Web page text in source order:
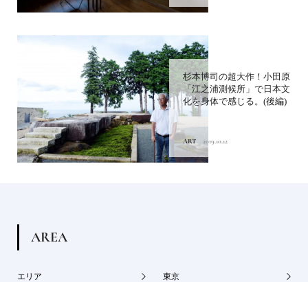
杉本博司の超大作！小田原
「江之浦測候所」で日本文
化を身体で感じる。(後編)
ART 2019.10.12
AREA
エリア 東京